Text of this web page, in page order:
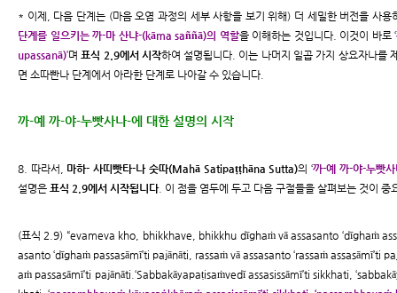
* 이제, 다음 단계는 (마음 오염 과정의 세부 사항을 보기 위해) 더 세밀한 버전을 사용
단계를 일으키는 까-마 산냐-(kāma saññā)의 역할을 이해하는 것입니다. 이것이 바로 ‘
upassanā)’며표식 2.9에서 시작하여 설명됩니다. 이는 나머지 일곱 가지 상요자나를
면 소따빤나 단계에서 아라한 단계로 나아갈 수 있습니다.
까-예 까-야-누빳사나-에 대한 설명의 시작
8. 따라서, 마하- 사띠빳타-나 숫따(Mahā Satipaṭṭhāna Sutta)의 ‘까-예 까-야-누빳
설명은 표식 2.9에서 시작됩니다. 이 점을 염두에 두고 다음 구절들을 살펴보는 것이
(표식 2.9) “evameva kho, bhikkhave, bhikkhu dīghaṁ vā assasanto ‘dīghaṁ
asanto ‘dīghaṁ passasāmī’ti pajānāti, rassaṁ vā assasanto ‘rassaṁ assasāmī’ti
aṁ passasāmī’ti pajānāti.‘Sabbakāyapaṭisaṁvedī assasissāmī’ti sikkhati,